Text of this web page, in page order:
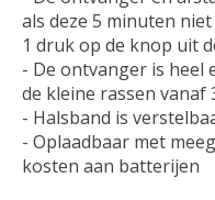
als deze 5 minuten
1 druk op de knop uit
- De ontvanger is heel
de kleine rassen vanaf
- Halsband is
- Oplaadbaar met
kosten aan batterijen